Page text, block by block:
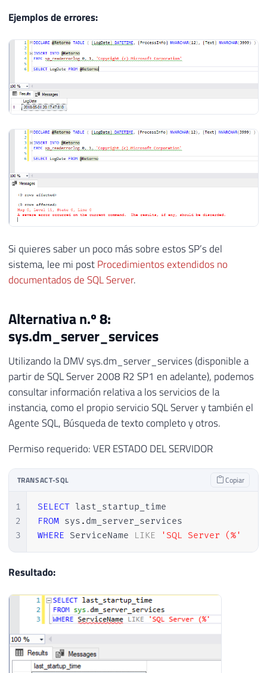
Ejemplos de errores:
Si quieres saber un poco más sobre estos SP’s del
sistema, lee mi postProcedimientos extendidos no
documentados de SQL Server.
Alternativa n.º 8:
sys.dm_server_services
Utilizando la DMV sys.dm_server_services (disponible a
partir de SQL Server 2008 R2 SP1 en adelante), podemos
consultar información relativa a los servicios de la
instancia, como el propio servicio SQL Server y también el
Agente SQL, Búsqueda de texto completo y otros.
Permiso requerido: VER ESTADO DEL SERVIDOR
TRANSACT-SQL Copiar
1
2
3
SELECT
FROM sys .
WHERE ServiceName LIKE 'SQL Server (%'
Resultado: